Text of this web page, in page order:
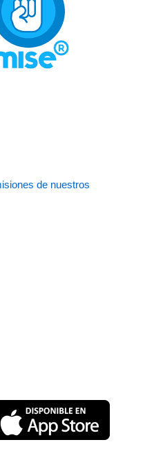
de nuestros